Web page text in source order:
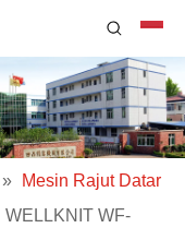
»
Mesin Rajut Datar
WELLKNIT WF-